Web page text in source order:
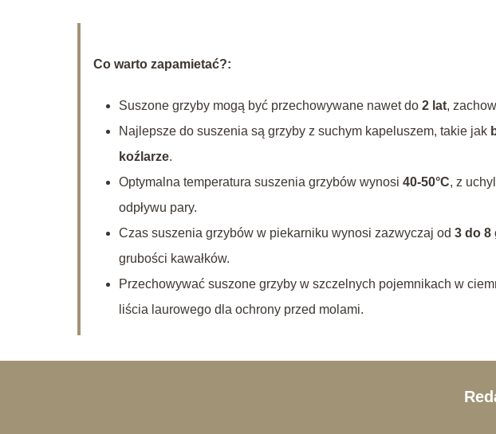
Co warto zapamietać?:
Suszone grzyby mogą być przechowywane nawet do 2 lat,
Najlepsze do suszenia są grzyby z suchym kapeluszem, takie jak
koźlarze.
Optymalna temperatura suszenia grzybów wynosi 40-50°C, z
odpływu pary.
Czas suszenia grzybów w piekarniku wynosi zazwyczaj od 3 do 8
grubości kawałków.
Przechowywać suszone grzyby w szczelnych pojemnikach w
liścia laurowego dla ochrony przed molami.